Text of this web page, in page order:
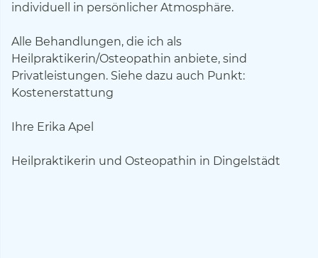
individuell in persönlicher Atmosphäre.
Alle Behandlungen, die ich als
Heilpraktikerin/Osteopathin anbiete, sind
Privatleistungen. Siehe dazu auch Punkt:
Kostenerstattung
Ihre Erika Apel
Heilpraktikerin und Osteopathin in Dingelstädt